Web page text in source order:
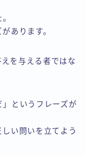
あります。
を与える者ではな
というフレーズが
い問いを立てよう